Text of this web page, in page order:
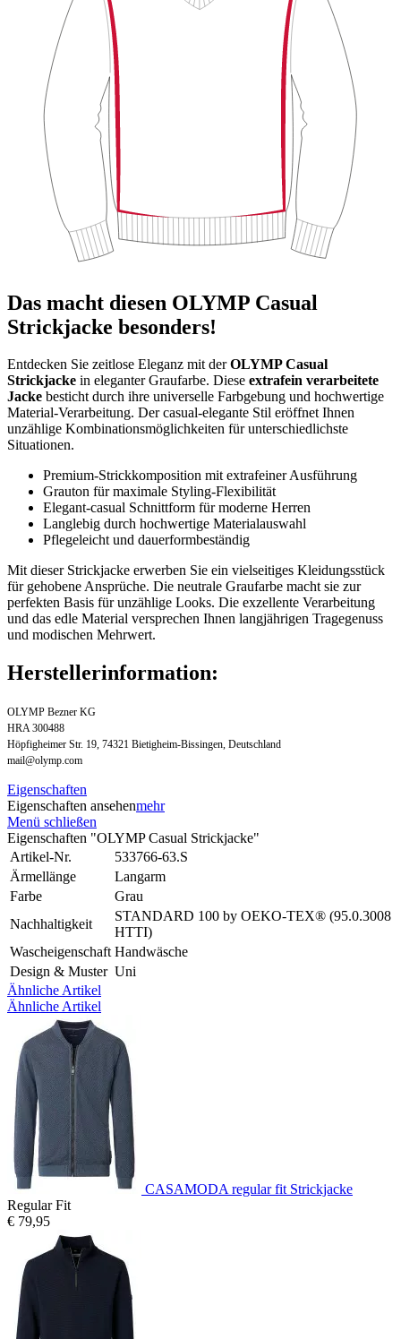
Das macht diesen OLYMP Casual
Strickjacke besonders!
Entdecken Sie zeitlose Eleganz mit derOLYMP Casual
Strickjacke in eleganter Graufarbe. Diese extrafein verarbeitete
Jacke besticht durch ihre universelle Farbgebung und hochwertige
Material-Verarbeitung. Der casual-elegante Stil eröffnet Ihnen
unzählige Kombinationsmöglichkeiten für unterschiedlichste
Situationen.
Premium-Strickkomposition mit extrafeiner Ausführung
Grauton für maximale Styling-Flexibilität
Elegant-casual Schnittform für moderne Herren
Langlebig durch hochwertige Materialauswahl
Pflegeleicht und dauerformbeständig
Mit dieser Strickjacke erwerben Sie ein vielseitiges Kleidungsstück
für gehobene Ansprüche. Die neutrale Graufarbe macht sie zur
perfekten Basis für unzählige Looks. Die exzellente Verarbeitung
und das edle Material versprechen Ihnen langjährigen Tragegenuss
und modischen Mehrwert.
Herstellerinformation:
OLYMP Bezner KG
HRA 300488
Höpfigheimer Str. 19, 74321 Bietigheim-Bissingen, Deutschland
mail@olymp.com
Eigenschaften
Eigenschaften ansehenmehr
Menü schließen
Eigenschaften "OLYMP Casual Strickjacke"
Artikel-Nr.
533766-63.S
Ärmellänge
Langarm
Farbe
Grau
Nachhaltigkeit
STANDARD 100 by OEKO-TEX® (95.0.3008
HTTI)
Wascheigenschaft Handwäsche
Design & Muster Uni
Ähnliche Artikel
Ähnliche Artikel
CASAMODA regular fit Strickjacke
Regular Fit
€ 79,95